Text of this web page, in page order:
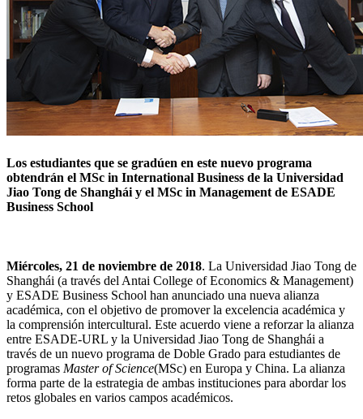
Los estudiantes que se gradúen en este nuevo programa
obtendrán el MSc in International Business de la Universidad
Jiao Tong de Shanghái y el MSc in Management de ESADE
Business School
Miércoles, 21 de noviembre de 2018. La Universidad Jiao Tong de
Shanghái (a través del Antai College of Economics & Management)
y ESADE Business School han anunciado una nueva alianza
académica, con el objetivo de promover la excelencia académica y
la comprensión intercultural. Este acuerdo viene a reforzar la alianza
entre ESADE-URL y la Universidad Jiao Tong de Shanghái a
través de un nuevo programa de Doble Grado para estudiantes de
programas Master of Science(MSc) en Europa y China. La alianza
forma parte de la estrategia de ambas instituciones para abordar los
retos globales en varios campos académicos.